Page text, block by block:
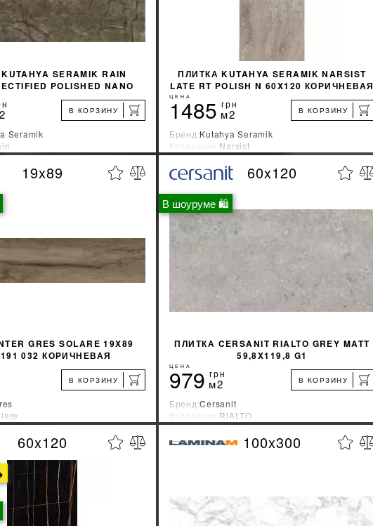
SERAMIK RAIN
POLISHED NANO
КОРИЧНЕВАЯ
В КОРЗИНУ
Seramik
Турция
УЗНАТЬ СВОЮ СКИДКУ %
ПЛИТКА KUTAHYA SERAMIK NARSIST
LATE RT POLISH N 60X120 КОРИЧНЕВАЯ
ЦЕНА
1485 грн
м2 В КОРЗИНУ
Бренд:Kutahya Seramik
Коллекция:Narsist
Страна-производитель:Турция
УЗНАТЬ СВОЮ СКИДКУ %
19x89
GRES SOLARE 19X89
032 КОРИЧНЕВАЯ
В КОРЗИНУ
Украина
УЗНАТЬ СВОЮ СКИДКУ %
КУПИТЬ
В шоуруме 🛍
60x120
ПЛИТКА CERSANIT RIALTO GREY MATT
59,8X119,8 G1
ЦЕНА
979 грн
м2 В КОРЗИНУ
Бренд:Cersanit
Коллекция:RIALTO
Страна-производитель:Украина
УЗНАТЬ СВОЮ СКИДКУ %
60x120 100x300